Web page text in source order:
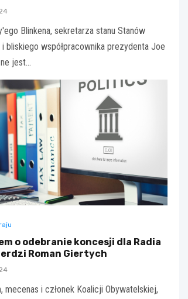
Blinkena, sekretarza stanu Stanów
bliskiego współpracownika prezydenta Joe
jest…
o odebranie koncesji dla Radia
Roman Giertych
mecenas i członek Koalicji Obywatelskiej,